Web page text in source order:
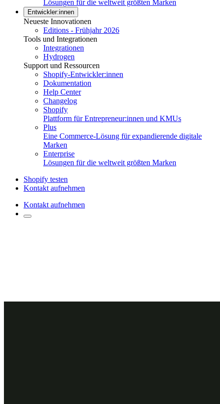
Lösungen für die weltweit größten Marken
Entwickler:innen
Neueste Innovationen
Editions - Frühjahr 2026
Tools und Integrationen
Integrationen
Hydrogen
Support und Ressourcen
Shopify-Entwickler:innen
Dokumentation
Help Center
Changelog
Shopify
Plattform für Entrepreneur:innen und KMUs
Plus
Eine Commerce-Lösung für expandierende digitale
Marken
Enterprise
Lösungen für die weltweit größten Marken
Shopify testen
Kontakt aufnehmen
Kontakt aufnehmen